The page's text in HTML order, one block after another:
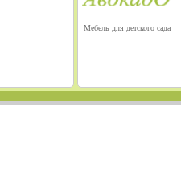
Мебель для детского сада